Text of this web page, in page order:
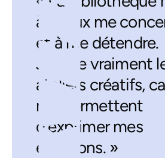
à mieux me
et à me détendre.
J'adore vraiment
ateliers créatifs,
me permettent
d'exprimer mes
émotions. »